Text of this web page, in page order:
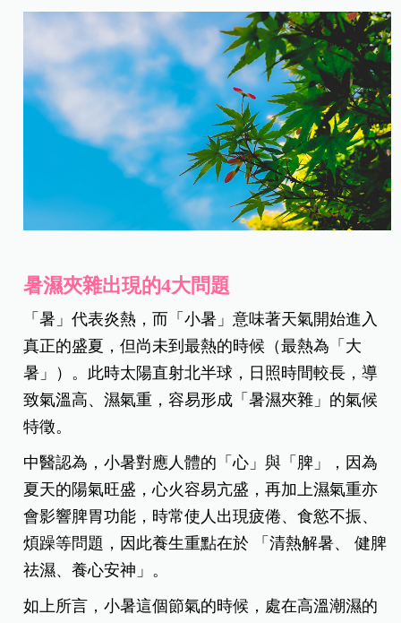
暑濕夾雜出現的4大問題
「暑」代表炎熱，而「小暑」意味著天氣開始進入
真正的盛夏，但尚未到最熱的時候（最熱為「大
暑」）。 此時太陽直射北半球，日照時間較長，導
致氣溫高、濕氣重，容易形成「暑濕夾雜」的氣候
特徵。
中醫認為，小暑對應人體的「心」與「脾」，因為
夏天的陽氣旺盛，心火容易亢盛，再加上濕氣重亦
會影響脾胃功能，時常使人出現疲倦、食慾不振、
煩躁等問題，因此養生重點在於 「清熱解暑、 健脾
祛濕、養心安神」。
如上所言，小暑這個節氣的時候，處在高溫潮濕的